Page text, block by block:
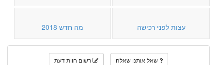
עצות לפני רכישה מה חדש 2018
שאל אותנו שאלה רשום חוות דעת